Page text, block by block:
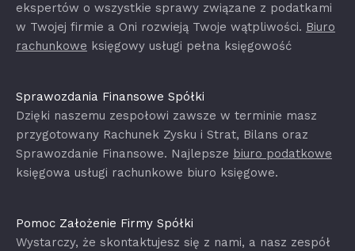
ekspertów o wszystkie sprawy związane z podatkami
w Twojej firmie a Oni rozwieją Twoje wątpliwości. Biuro
rachunkowe księgowy usługi pełna księgowość
Sprawozdania Finansowe Spółki
Dzięki naszemu zespołowi zawsze w terminie masz
przygotowany Rachunek Zysku i Strat, Bilans oraz
Sprawozdanie Finansowe. Najlepsze biuro podatkowe
księgowa usługi rachunkowe biuro księgowe.
Pomoc Założenie Firmy Spółki
Wystarczy, że skontaktujesz się z nami, a nasz zespół